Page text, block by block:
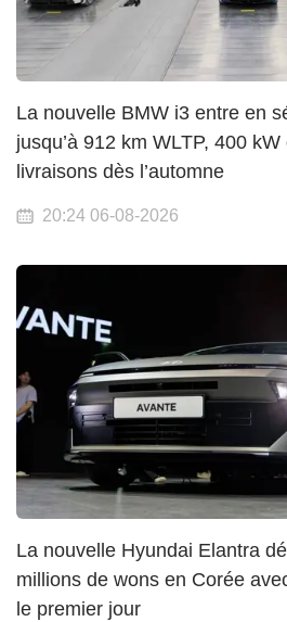
La nouvelle BMW i3 entre en
jusqu’à 912 km WLTP, 400
livraisons dès l’automne
20:24 06-08-2026
La nouvelle Hyundai Elantra
millions de wons en Corée
le premier jour